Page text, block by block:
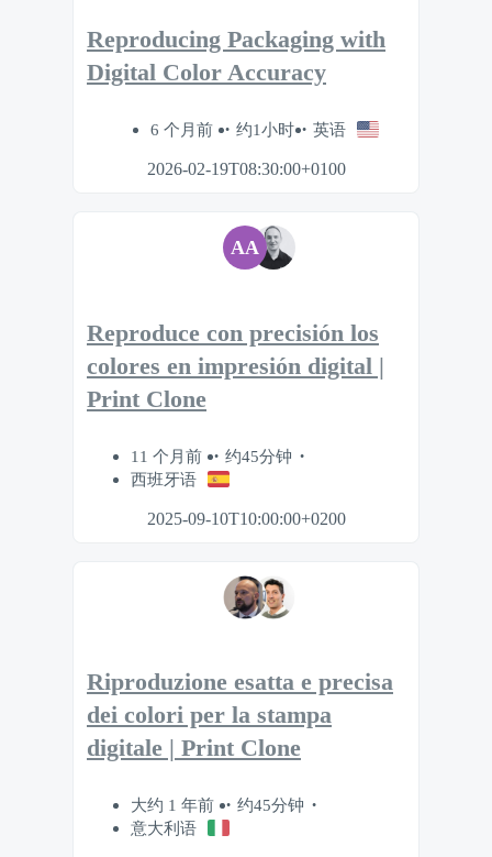
Reproducing Packaging with
Digital Color Accuracy
6 个月前 约1小时 英语
2026-02-19T08:30:00+0100
AA
Reproduce con precisión los
colores en impresión digital |
Print Clone
11 个月前
约45分钟
西班牙语
2025-09-10T10:00:00+0200
Riproduzione esatta e precisa
dei colori per la stampa
digitale | Print Clone
大约 1 年前
约45分钟
意大利语